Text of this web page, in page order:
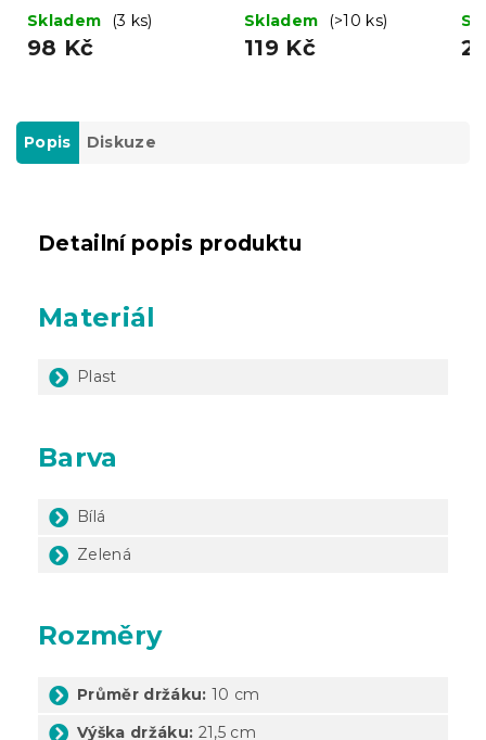
Skladem
(3 ks)
98 Kč
Skladem
(>10 ks)
119 Kč
Popis Diskuze
Detailní popis produktu
Materiál
Plast
Barva
Bílá
Zelená
Rozměry
Průměr držáku: 10 cm
Výška držáku: 21,5 cm